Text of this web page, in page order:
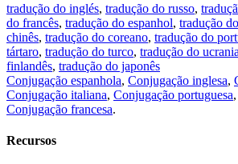
tradução do inglés, tradução do russo,
do francês, tradução do espanhol, tradução
chinês, tradução do coreano, tradução do
tártaro, tradução do turco, tradução do
finlandês, tradução do japonês
Conjugação espanhola, Conjugação inglesa,
Conjugação italiana, Conjugação portuguesa,
Conjugação francesa.
Recursos